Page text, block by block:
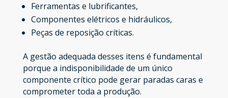
Ferramentas e lubrificantes,
Componentes elétricos e hidráulicos,
Peças de reposição críticas.
A gestão adequada desses itens é fundamental
porque a indisponibilidade de um único
componente crítico pode gerar paradas caras e
comprometer toda a produção.